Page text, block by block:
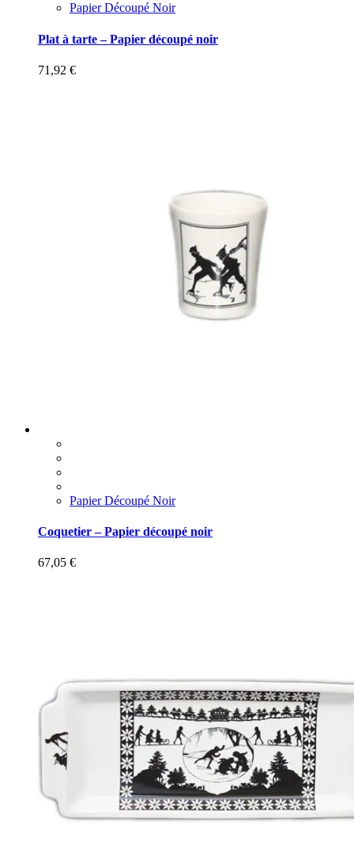
Papier Découpé Noir
Plat à tarte – Papier découpé noir
71,92 €
Papier Découpé Noir
Coquetier – Papier découpé noir
67,05 €